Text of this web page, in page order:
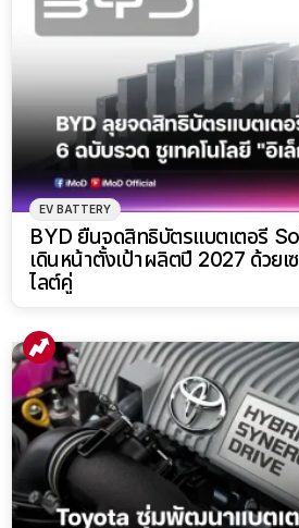
EV BATTERY
BYD ยื่นจดสิทธิบัตรแบตเตอรี่
เดินหน้าตั้งเป้าผลิตปี 2027 ด้วยเ
ไลต์คู่